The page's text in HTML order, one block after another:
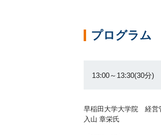
プログラム
13:00～13:30(30分)
早稲田大学大学院 経
入山 章栄氏